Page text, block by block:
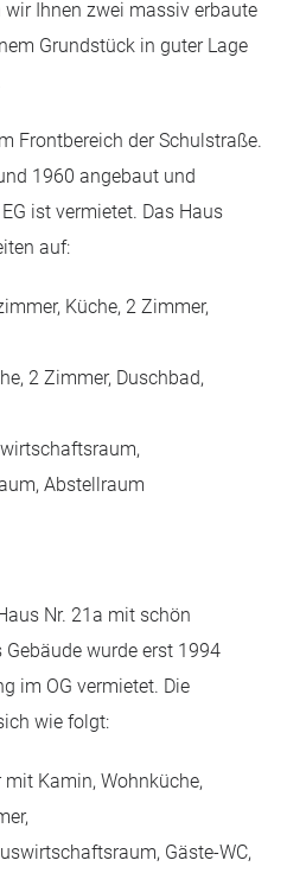
Ihnen zwei massiv erbaute
Grundstück in guter Lage
Frontbereich der Schulstraße.
1960 angebaut und
ist vermietet. Das Haus
auf:
Küche, 2 Zimmer,
2 Zimmer, Duschbad,
Abstellraum
Nr. 21a mit schön
wurde erst 1994
im OG vermietet. Die
wie folgt:
mit Kamin, Wohnküche,
Gäste-WC,